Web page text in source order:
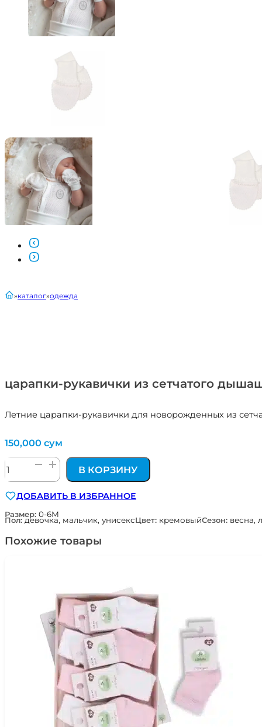
царапки-рукавички из сетчатого
Летние царапки-рукавички для новорожденных из
главнаякаталог одежда
150,000 сум
Количество
товара
рукавички
из
сетчатого
трикотажа
В КОРЗИНУ
ДОБАВИТЬ В ИЗБРАННОЕ
Размер: 0-6М
Пол:девочка, мальчик, унисексЦвет: кремовыйСезон: весна,
Похожие товары